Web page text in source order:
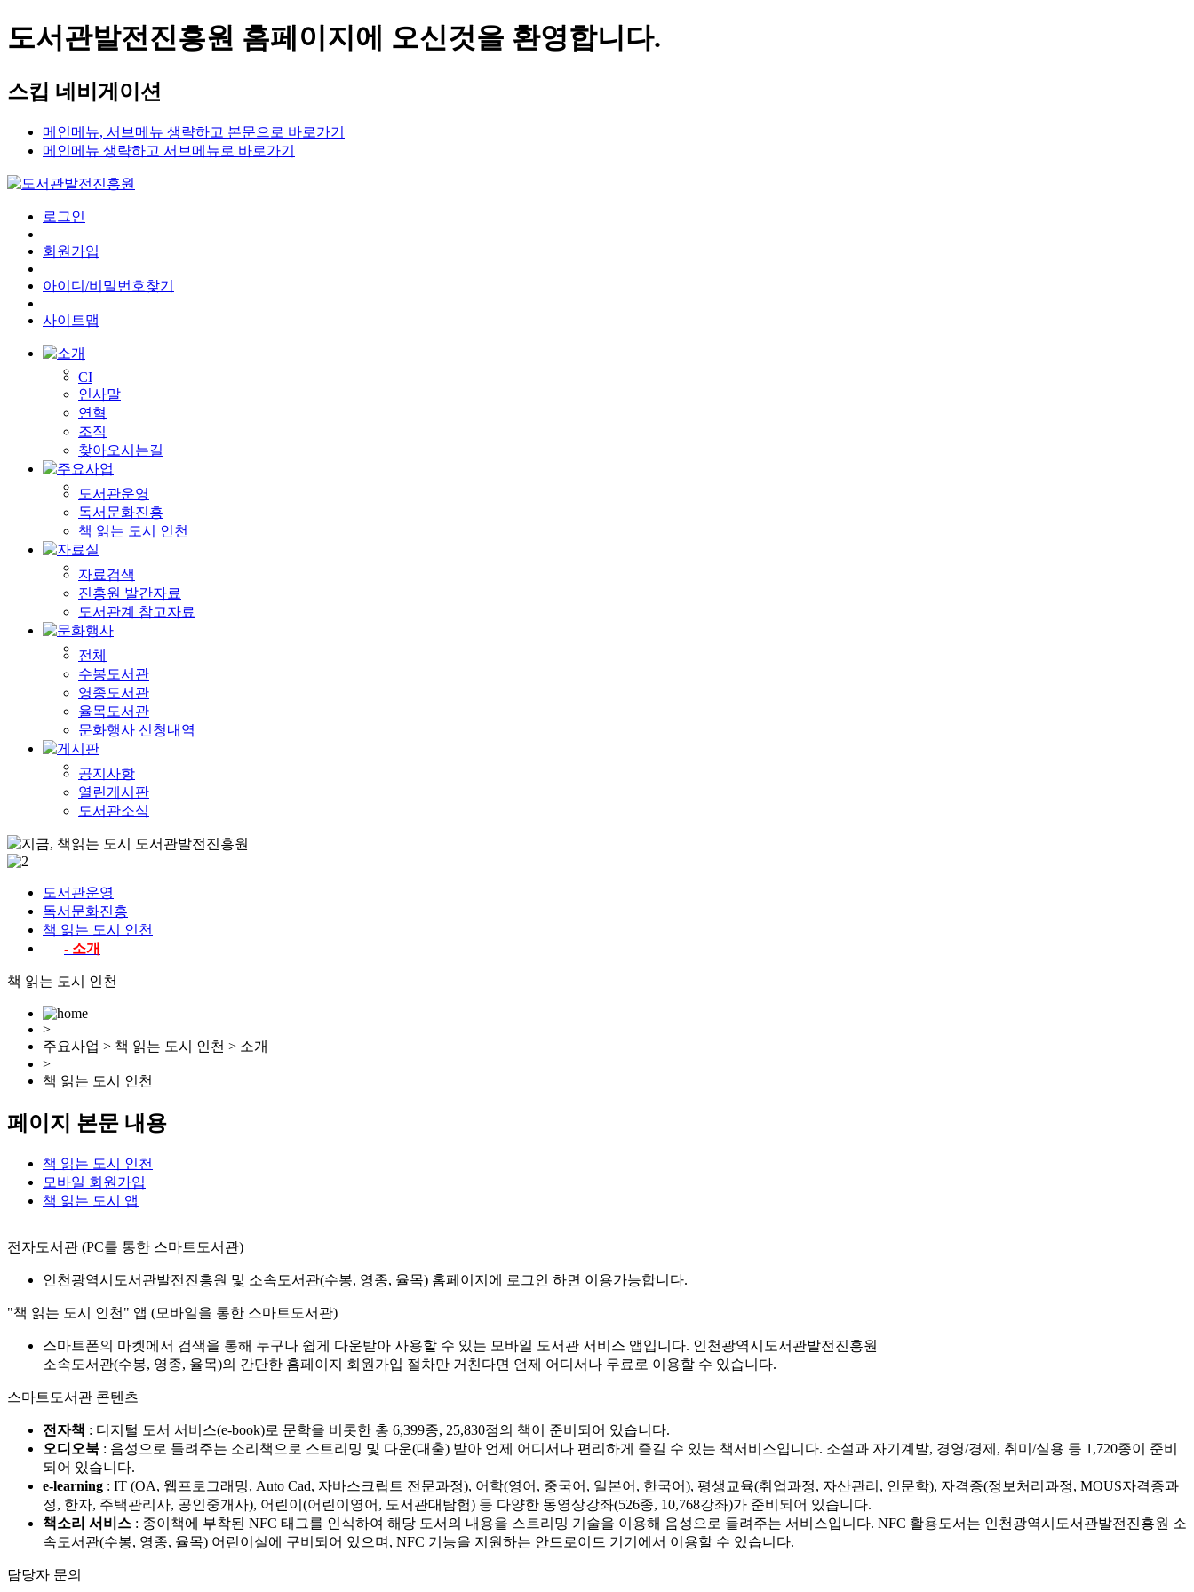
도서관발전진흥원 홈페이지에 오신것을 환영합니다.
스킵 네비게이션
메인메뉴, 서브메뉴 생략하고 본문으로 바로가기
메인메뉴 생략하고 서브메뉴로 바로가기
로그인
|
회원가입
|
아이디/비밀번호찾기
|
사이트맵
CI
인사말
연혁
조직
찾아오시는길
도서관운영
독서문화진흥
책 읽는 도시 인천
자료검색
진흥원 발간자료
도서관계 참고자료
전체
수봉도서관
영종도서관
율목도서관
문화행사 신청내역
공지사항
열린게시판
도서관소식
도서관운영
독서문화진흥
책 읽는 도시 인천
- 소개
책 읽는 도시 인천
>
주요사업 > 책 읽는 도시 인천 > 소개
>
책 읽는 도시 인천
페이지 본문 내용
책 읽는 도시 인천
모바일 회원가입
책 읽는 도시 앱
전자도서관 (PC를 통한 스마트도서관)
인천광역시도서관발전진흥원 및 소속도서관(수봉, 영종, 율목) 홈페이지에 로그인 하면 이용가능합니다.
"책 읽는 도시 인천" 앱 (모바일을 통한 스마트도서관)
스마트폰의 마켓에서 검색을 통해 누구나 쉽게 다운받아 사용할 수 있는 모바일 도서관 서비스 앱입니다. 인천광역시도서관발전진흥원
소속도서관(수봉, 영종, 율목)의 간단한 홈페이지 회원가입 절차만 거친다면 언제 어디서나 무료로 이용할 수 있습니다.
스마트도서관 콘텐츠
전자책 : 디지털 도서 서비스(e-book)로 문학을 비롯한 총 6,399종, 25,830점의 책이 준비되어 있습니다.
오디오북 : 음성으로 들려주는 소리책으로 스트리밍 및 다운(대출) 받아 언제 어디서나 편리하게 즐길 수 있는 책서비스입니다. 소설과 자기계발, 경영/경제, 취미/실용 등 1,720종이 준비
되어 있습니다.
e-learning : IT (OA, 웹프로그래밍, Auto Cad, 자바스크립트 전문과정), 어학(영어, 중국어, 일본어, 한국어), 평생교육(취업과정, 자산관리, 인문학), 자격증(정보처리과정, MOUS자격증과
정, 한자, 주택관리사, 공인중개사), 어린이(어린이영어, 도서관대탐험) 등 다양한 동영상강좌(526종, 10,768강좌)가 준비되어 있습니다.
책소리 서비스 : 종이책에 부착된 NFC 태그를 인식하여 해당 도서의 내용을 스트리밍 기술을 이용해 음성으로 들려주는 서비스입니다. NFC 활용도서는 인천광역시도서관발전진흥원 소
속도서관(수봉, 영종, 율목) 어린이실에 구비되어 있으며, NFC 기능을 지원하는 안드로이드 기기에서 이용할 수 있습니다.
담당자 문의